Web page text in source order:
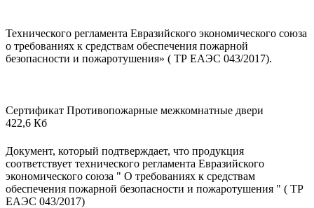
Технического регламента Евразийского экономического союза
о требованиях к средствам обеспечения пожарной
безопасности и пожаротушения» ( ТР ЕАЭС 043/2017).
Сертификат Противопожарные межкомнатные двери
422,6 Кб
Документ, который подтверждает, что продукция
соответствует технического регламента Евразийского
экономического союза " О требованиях к средствам
обеспечения пожарной безопасности и пожаротушения " ( ТР
ЕАЭС 043/2017)